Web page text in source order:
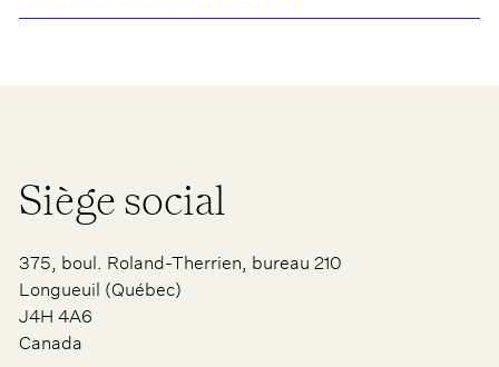
Siège social
375, boul. Roland-Therrien, bureau 210
Longueuil (Québec)
J4H 4A6
Canada